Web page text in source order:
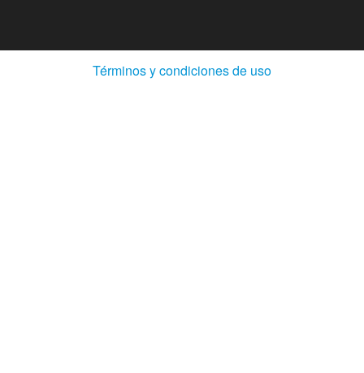
Términos y condiciones de uso(Abre